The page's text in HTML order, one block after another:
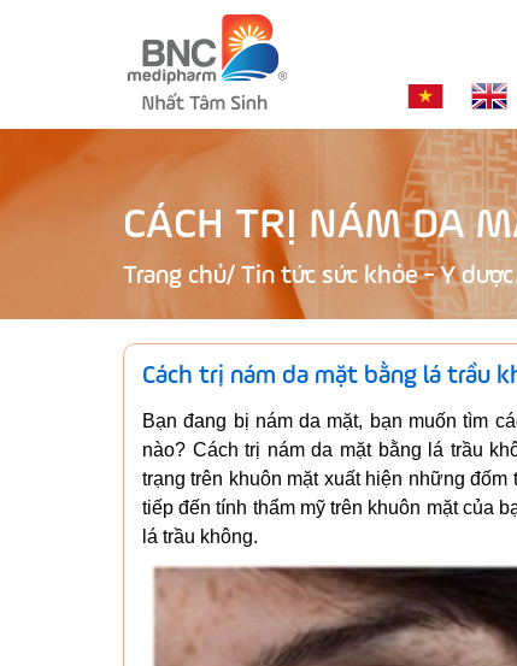
CÁCH TRỊ NÁM DA
Trang chủ/ Tin tức sức khỏe - Y dược
Cách trị nám da mặt bằng lá trầu
Bạn đang bị nám da mặt, bạn muốn tìm
nào? Cách trị nám da mặt bằng lá trầu
trạng trên khuôn mặt xuất hiện những
tiếp đến tính thẩm mỹ trên khuôn mặt của
lá trầu không.